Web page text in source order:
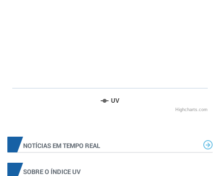
UV
Highcharts.com
NOTÍCIAS EM TEMPO REAL
SOBRE O ÍNDICE UV